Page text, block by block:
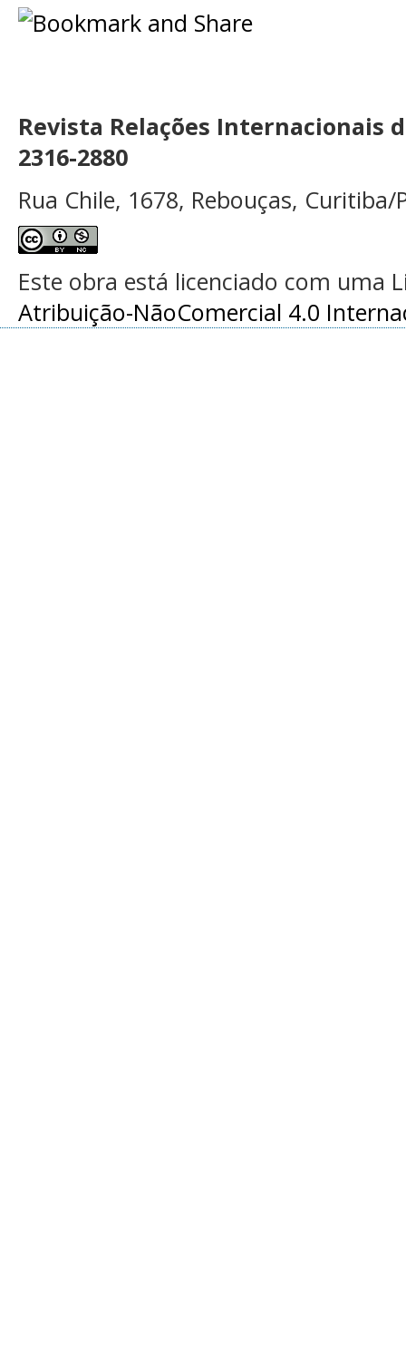
Revista Relações Internacionais
2316-2880
Rua Chile, 1678, Rebouças, Curitiba/
Este obra está licenciado com uma
Atribuição-NãoComercial 4.0